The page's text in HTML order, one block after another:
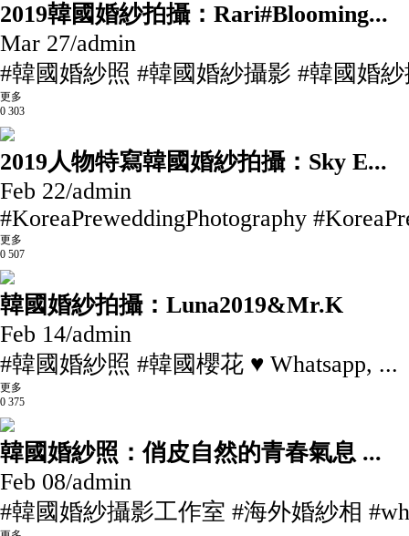
2019韓國婚紗拍攝：Rari#Blooming...
Mar 27/admin
#韓國婚紗照 #韓國婚紗攝影 #韓國婚
更多
0 303
2019人物特寫韓國婚紗拍攝：Sky E...
Feb 22/admin
#KoreaPreweddingPhotography
更多
0 507
韓國婚紗拍攝：Luna2019&Mr.K
Feb 14/admin
#韓國婚紗照 #韓國櫻花 ♥ Whatsapp, ...
更多
0 375
韓國婚紗照：俏皮自然的青春氣息 ...
Feb 08/admin
#韓國婚紗攝影工作室 #海外婚紗相